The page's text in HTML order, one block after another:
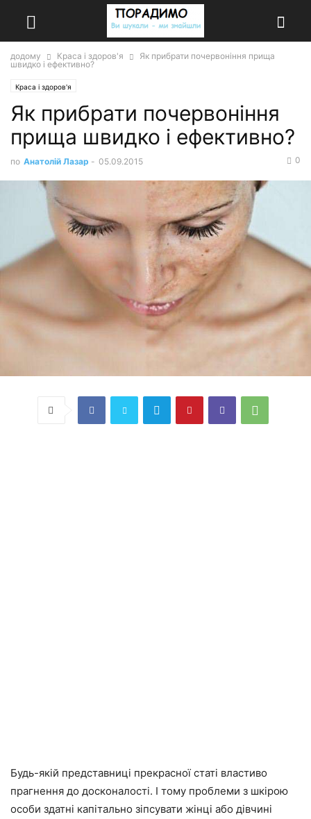
додому Краса і здоров'я
Як прибрати почервоніння прища
швидко і ефективно?
Краса і здоров'я
Як прибрати почервоніння
прища швидко і ефективно?
по Анатолій Лазар - 05.09.2015 0
Будь-якій представниці прекрасної статі властиво
прагнення до досконалості. І тому проблеми з шкірою
особи здатні капітально зіпсувати жінці або дівчині